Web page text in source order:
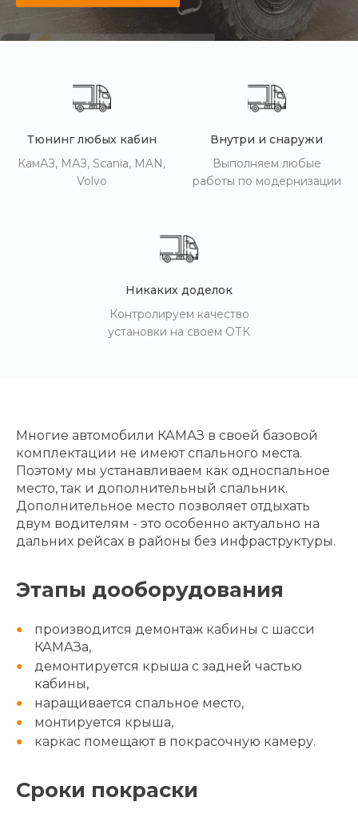
Тюнинг любых кабин
КамАЗ, МАЗ, Scania, MAN,
Volvo
Внутри и снаружи
Выполняем любые
работы по модернизации
Никаких доделок
Контролируем качество
установки на своем ОТК
Многие автомобили КАМАЗ в своей базовой
комплектации не имеют спального места.
Поэтому мы устанавливаем как односпальное
место, так и дополнительный спальник.
Дополнительное место позволяет отдыхать
двум водителям - это особенно актуально на
дальних рейсах в районы без инфраструктуры.
Этапы дооборудования
производится демонтаж кабины с шасси
КАМАЗа,
демонтируется крыша с задней частью
кабины,
наращивается спальное место,
монтируется крыша,
каркас помещают в покрасочную камеру.
Сроки покраски